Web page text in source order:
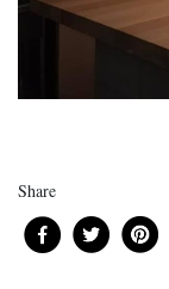
Share